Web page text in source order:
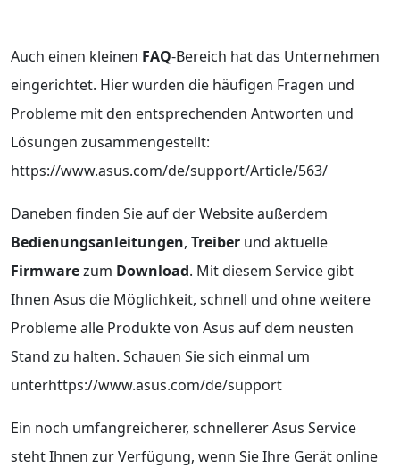
Auch einen kleinen FAQ-Bereich hat das Unternehmen
eingerichtet. Hier wurden die häufigen Fragen und
Probleme mit den entsprechenden Antworten und
Lösungen zusammengestellt:
https://www.asus.com/de/support/Article/563/
Daneben finden Sie auf der Website außerdem
Bedienungsanleitungen, Treiber und aktuelle
Firmwarezum Download. Mit diesem Service gibt
Ihnen Asus die Möglichkeit, schnell und ohne weitere
Probleme alle Produkte von Asus auf dem neusten
Stand zu halten. Schauen Sie sich einmal um
unterhttps://www.asus.com/de/support
Ein noch umfangreicherer, schnellerer Asus Service
steht Ihnen zur Verfügung, wenn Sie Ihre Gerät online